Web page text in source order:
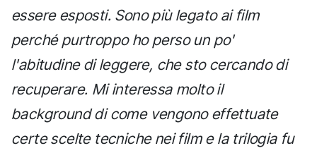
essere esposti. Sono più legato ai film
perché purtroppo ho perso un po'
l'abitudine di leggere, che sto cercando di
recuperare. Mi interessa molto il
background di come vengono effettuate
certe scelte tecniche nei film e la trilogia fu